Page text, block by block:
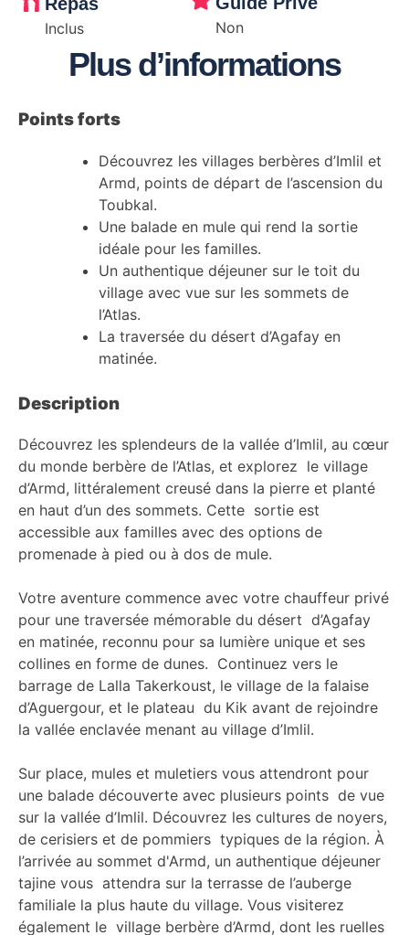
Inclus Non
Plus d’informations
Points forts
Découvrez les villages berbères d’Imlil et
Armd, points de départ de l’ascension du
Toubkal.
Une balade en mule qui rend la sortie
idéale pour les familles.
Un authentique déjeuner sur le toit du
village avec vue sur les sommets de
l’Atlas.
La traversée du désert d’Agafay en
matinée.
Description
Découvrez les splendeurs de la vallée d’Imlil, au cœur
du monde berbère de l’Atlas, et explorez le village
d’Armd, littéralement creusé dans la pierre et planté
en haut d’un des sommets. Cette sortie est
accessible aux familles avec des options de
promenade à pied ou à dos de mule.
Votre aventure commence avec votre chauffeur privé
pour une traversée mémorable du désert d’Agafay
en matinée, reconnu pour sa lumière unique et ses
collines en forme de dunes. Continuez vers le
barrage de Lalla Takerkoust, le village de la falaise
d’Aguergour, et le plateau du Kik avant de rejoindre
la vallée enclavée menant au village d’Imlil.
Sur place, mules et muletiers vous attendront pour
une balade découverte avec plusieurs points de vue
sur la vallée d’Imlil. Découvrez les cultures de noyers,
de cerisiers et de pommiers typiques de la région. À
l’arrivée au sommet d'Armd, un authentique déjeuner
tajine vous attendra sur la terrasse de l’auberge
familiale la plus haute du village. Vous visiterez
également le village berbère d’Armd, dont les ruelles